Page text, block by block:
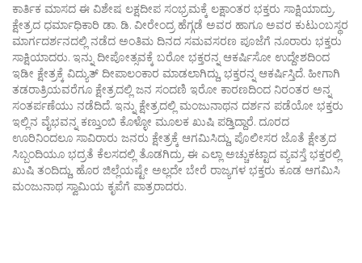
ಕಾರ್ತಿಕ ಮಾಸದ ಈ ವಿಶೇಷ ಲಕ್ಷದೀಪ ಸಂಭ್ರಮಕ್ಕೆ ಲಕ್ಷಾಂತರ ಭಕ್ತರು ಸಾಕ್ಷಿಯಾದ್ರು.
ಕ್ಷೇತ್ರದ ಧರ್ಮಾಧಿಕಾರಿ ಡಾ. ಡಿ. ವೀರೇಂದ್ರ ಹೆಗ್ಗಡೆ ಅವರ ಹಾಗೂ ಅವರ ಕುಟುಂಬಸ್ಥರ
ಮಾರ್ಗದರ್ಶನದಲ್ಲಿ ನಡೆದ ಅಂತಿಮ ದಿನದ ಸಮವಸರಣ ಪೂಜೆಗೆ ನೂರಾರು ಭಕ್ತರು
ಸಾಕ್ಷಿಯಾದರು. ಇನ್ನು ದೀಪೋತ್ಸವಕ್ಕೆ ಬರೋ ಭಕ್ತರನ್ನ ಆಕರ್ಷಿಸೋ ಉದ್ದೇಶದಿಂದ
ಇಡೀ ಕ್ಷೇತ್ರಕ್ಕೆ ವಿದ್ಯುತ್ ದೀಪಾಲಂಕಾರ ಮಾಡಲಾಗಿದ್ದು, ಭಕ್ತರನ್ನ ಆಕರ್ಷಿಸ್ತಿದೆ. ಹೀಗಾಗಿ
ತಡರಾತ್ರಿಯವರೆಗೂ ಕ್ಷೇತ್ರದಲ್ಲಿ ಜನ ಸಂದಣಿ ಇರೋ ಕಾರಣದಿಂದ ನಿರಂತರ ಅನ್ನ
ಸಂತರ್ಪಣೆಯು ನಡೆದಿದೆ. ಇನ್ನು ಕ್ಷೇತ್ರದಲ್ಲಿ ಮಂಜುನಾಥನ ದರ್ಶನ ಪಡೆಯೋ ಭಕ್ತರು
ಇಲ್ಲಿನ ವೈಭವನ್ನ ಕಣ್ತುಂಬಿ ಕೊಳ್ಳೋ ಮೂಲಕ ಖುಷಿ ಪಡ್ತಿದ್ದಾರೆ. ದೂರದ
ಊರಿನಿಂದಲೂ ಸಾವಿರಾರು ಜನರು ಕ್ಷೇತ್ರಕ್ಕೆ ಆಗಮಿಸಿದ್ದು, ಪೊಲೀಸರ ಜೊತೆ ಕ್ಷೇತ್ರದ
ಸಿಬ್ಬಂದಿಯೂ ಭದ್ರತೆ ಕೆಲಸದಲ್ಲಿ ತೊಡಗಿದ್ರು. ಈ ಎಲ್ಲಾ ಅಚ್ಚುಕಟ್ಟಾದ ವ್ಯವಸ್ತೆ ಭಕ್ತರಲ್ಲಿ
ಖುಷಿ ತಂದಿದ್ದು, ಹೊರ ಜಿಲ್ಲೆಯಷ್ಟೇ ಅಲ್ಲದೇ ಬೇರೆ ರಾಜ್ಯಗಳ ಭಕ್ತರು ಕೂಡ ಆಗಮಿಸಿ
ಮಂಜುನಾಥ ಸ್ವಾಮಿಯ ಕೃಪೆಗೆ ಪಾತ್ರರಾದರು.